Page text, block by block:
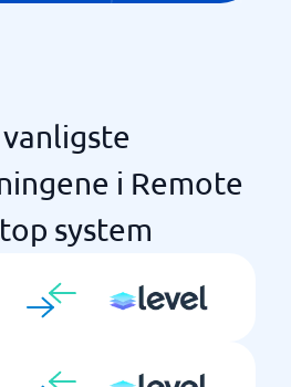
i Remote
system